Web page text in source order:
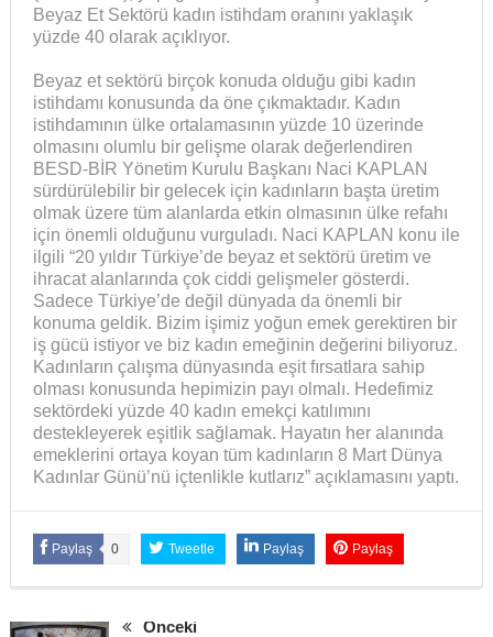
Beyaz Et Sektörü kadın istihdam oranını yaklaşık
yüzde 40 olarak açıklıyor.
Beyaz et sektörü birçok konuda olduğu gibi kadın
istihdamı konusunda da öne çıkmaktadır. Kadın
istihdamının ülke ortalamasının yüzde 10 üzerinde
olmasını olumlu bir gelişme olarak değerlendiren
BESD-BİR Yönetim Kurulu Başkanı Naci KAPLAN
sürdürülebilir bir gelecek için kadınların başta üretim
olmak üzere tüm alanlarda etkin olmasının ülke refahı
için önemli olduğunu vurguladı. Naci KAPLAN konu ile
ilgili “20 yıldır Türkiye’de beyaz et sektörü üretim ve
ihracat alanlarında çok ciddi gelişmeler gösterdi.
Sadece Türkiye’de değil dünyada da önemli bir
konuma geldik. Bizim işimiz yoğun emek gerektiren bir
iş gücü istiyor ve biz kadın emeğinin değerini biliyoruz.
Kadınların çalışma dünyasında eşit fırsatlara sahip
olması konusunda hepimizin payı olmalı. Hedefimiz
sektördeki yüzde 40 kadın emekçi katılımını
destekleyerek eşitlik sağlamak. Hayatın her alanında
emeklerini ortaya koyan tüm kadınların 8 Mart Dünya
Kadınlar Günü’nü içtenlikle kutlarız” açıklamasını yaptı.
Paylaş 0 Tweetle Paylaş Paylaş
Önceki